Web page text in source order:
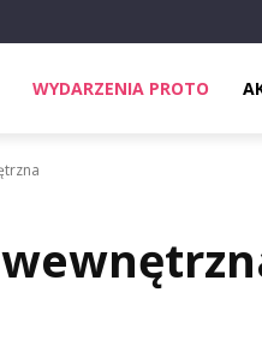
WYDARZENIA PROTO